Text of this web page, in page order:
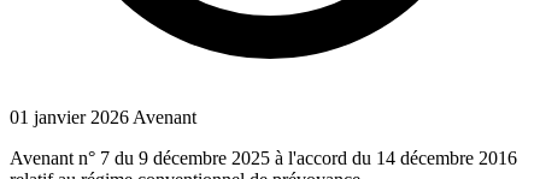
01 janvier 2026 Avenant
Avenant n° 7 du 9 décembre 2025 à l'accord du 14 décembre 2016